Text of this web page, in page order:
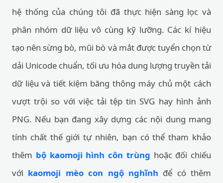
hệ thống của chúng tôi đã thực hiện sàng lọc và
phân nhóm dữ liệu vô cùng kỹ lưỡng. Các kí hiệu
tạo nên sừng bò, mũi bò và mắt được tuyển chọn từ
dải Unicode chuẩn, tối ưu hóa dung lượng truyền tải
dữ liệu và tiết kiệm băng thông máy chủ một cách
vượt trội so với việc tải tệp tin SVG hay hình ảnh
PNG. Nếu bạn đang xây dựng các nội dung mang
tính chất thế giới tự nhiên, bạn có thể tham khảo
thêm bộ kaomoji hình côn trùng hoặc đối chiếu
với kaomoji mèo con ngộ nghĩnh để có thêm